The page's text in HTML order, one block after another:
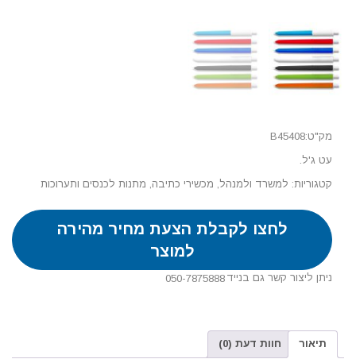
מק"ט:B45408
עט ג'ל.
ניתן ליצור קשר גם בנייד
קטגוריות: למשרד ולמנהל מכשירי כתיבה מתנות לכנסים ותערוכות
לחצו לקבלת הצעת מחיר מהירה
למוצר
050-7875888
תיאור חוות דעת (0)